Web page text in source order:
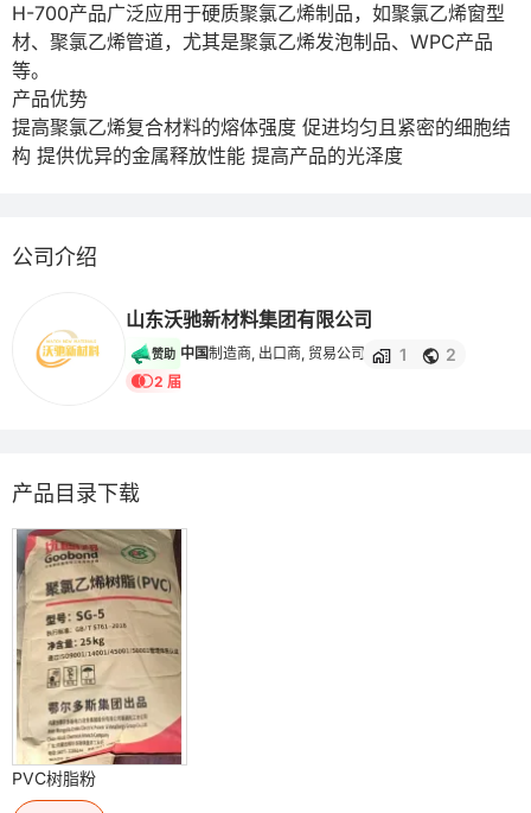
H-700产品广泛应用于硬质聚氯乙烯制品，如聚氯乙烯窗型
材、聚氯乙烯管道，尤其是聚氯乙烯发泡制品、WPC产品
等。
产品优势
提高聚氯乙烯复合材料的熔体强度 促进均匀且紧密的细胞结
构 提供优异的金属释放性能 提高产品的光泽度
公司介绍
山东沃驰新材料集团有限公司
赞助 中国制造商, 出口商, 贸易公司 1 2
2 届
产品目录下载
PVC树脂粉